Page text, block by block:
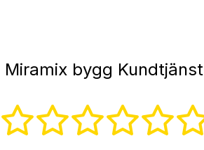
Miramix bygg Kundtjänst